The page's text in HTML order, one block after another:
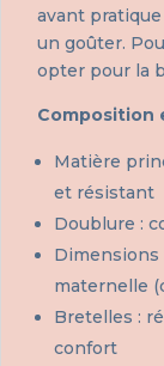
avant
un goûter.
opter pour la
Composition
Matière
et résistant
Doublure :
Dimensions
maternelle
Bretelles :
confort